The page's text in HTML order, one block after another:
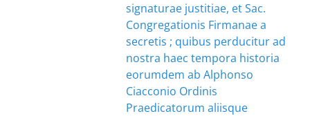
signaturae justitiae, et Sac.
Congregationis Firmanae a
secretis ; quibus perducitur ad
nostra haec tempora historia
eorumdem ab Alphonso
Ciacconio Ordinis
Praedicatorum aliisque